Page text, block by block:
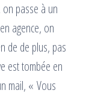
on passe à un
agence, on
de de plus, pas
est tombée en
mail, « Vous